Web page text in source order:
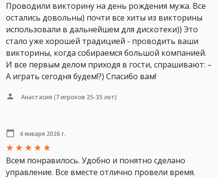
Проводили викторину на день рождения мужа. Все
остались довольны) почти все хиты из викторины
использовали в дальнейшем для дискотеки)) Это
стало уже хорошей традицией - проводить ваши
викторины, когда собираемся большой компанией.
И все первым делом приходя в гости, спрашивают: –
А играть сегодня будем!?) Спасибо вам!
Анастасия (7 игроков 25-35 лет)
4 января 2026 г.
Всем понравилось. Удобно и понятно сделано
управление. Все вместе отлично провели время.